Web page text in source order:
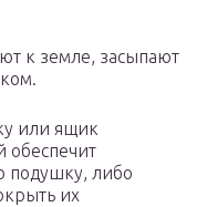
к земле, засыпают
или ящик
обеспечит
подушку, либо
их